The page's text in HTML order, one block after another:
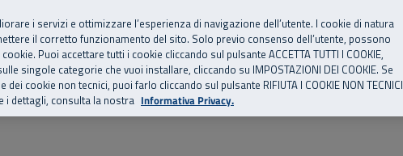
per il mondo della disabilità
Chi siamo Storie, news ed eventi Risorse utili Supporto
i servizi e ottimizzare l’esperienza di navigazione dell’utente. I cookie di natura
il corretto funzionamento del sito. Solo previo consenso dell’utente, possono
Puoi accettare tutti i cookie cliccando sul pulsante ACCETTA TUTTI I COOKIE,
singole categorie che vuoi installare, cliccando su IMPOSTAZIONI DEI COOKIE. Se
cookie non tecnici, puoi farlo cliccando sul pulsante RIFIUTA I COOKIE NON TECNICI
i dettagli, consulta la nostra Informativa Privacy.